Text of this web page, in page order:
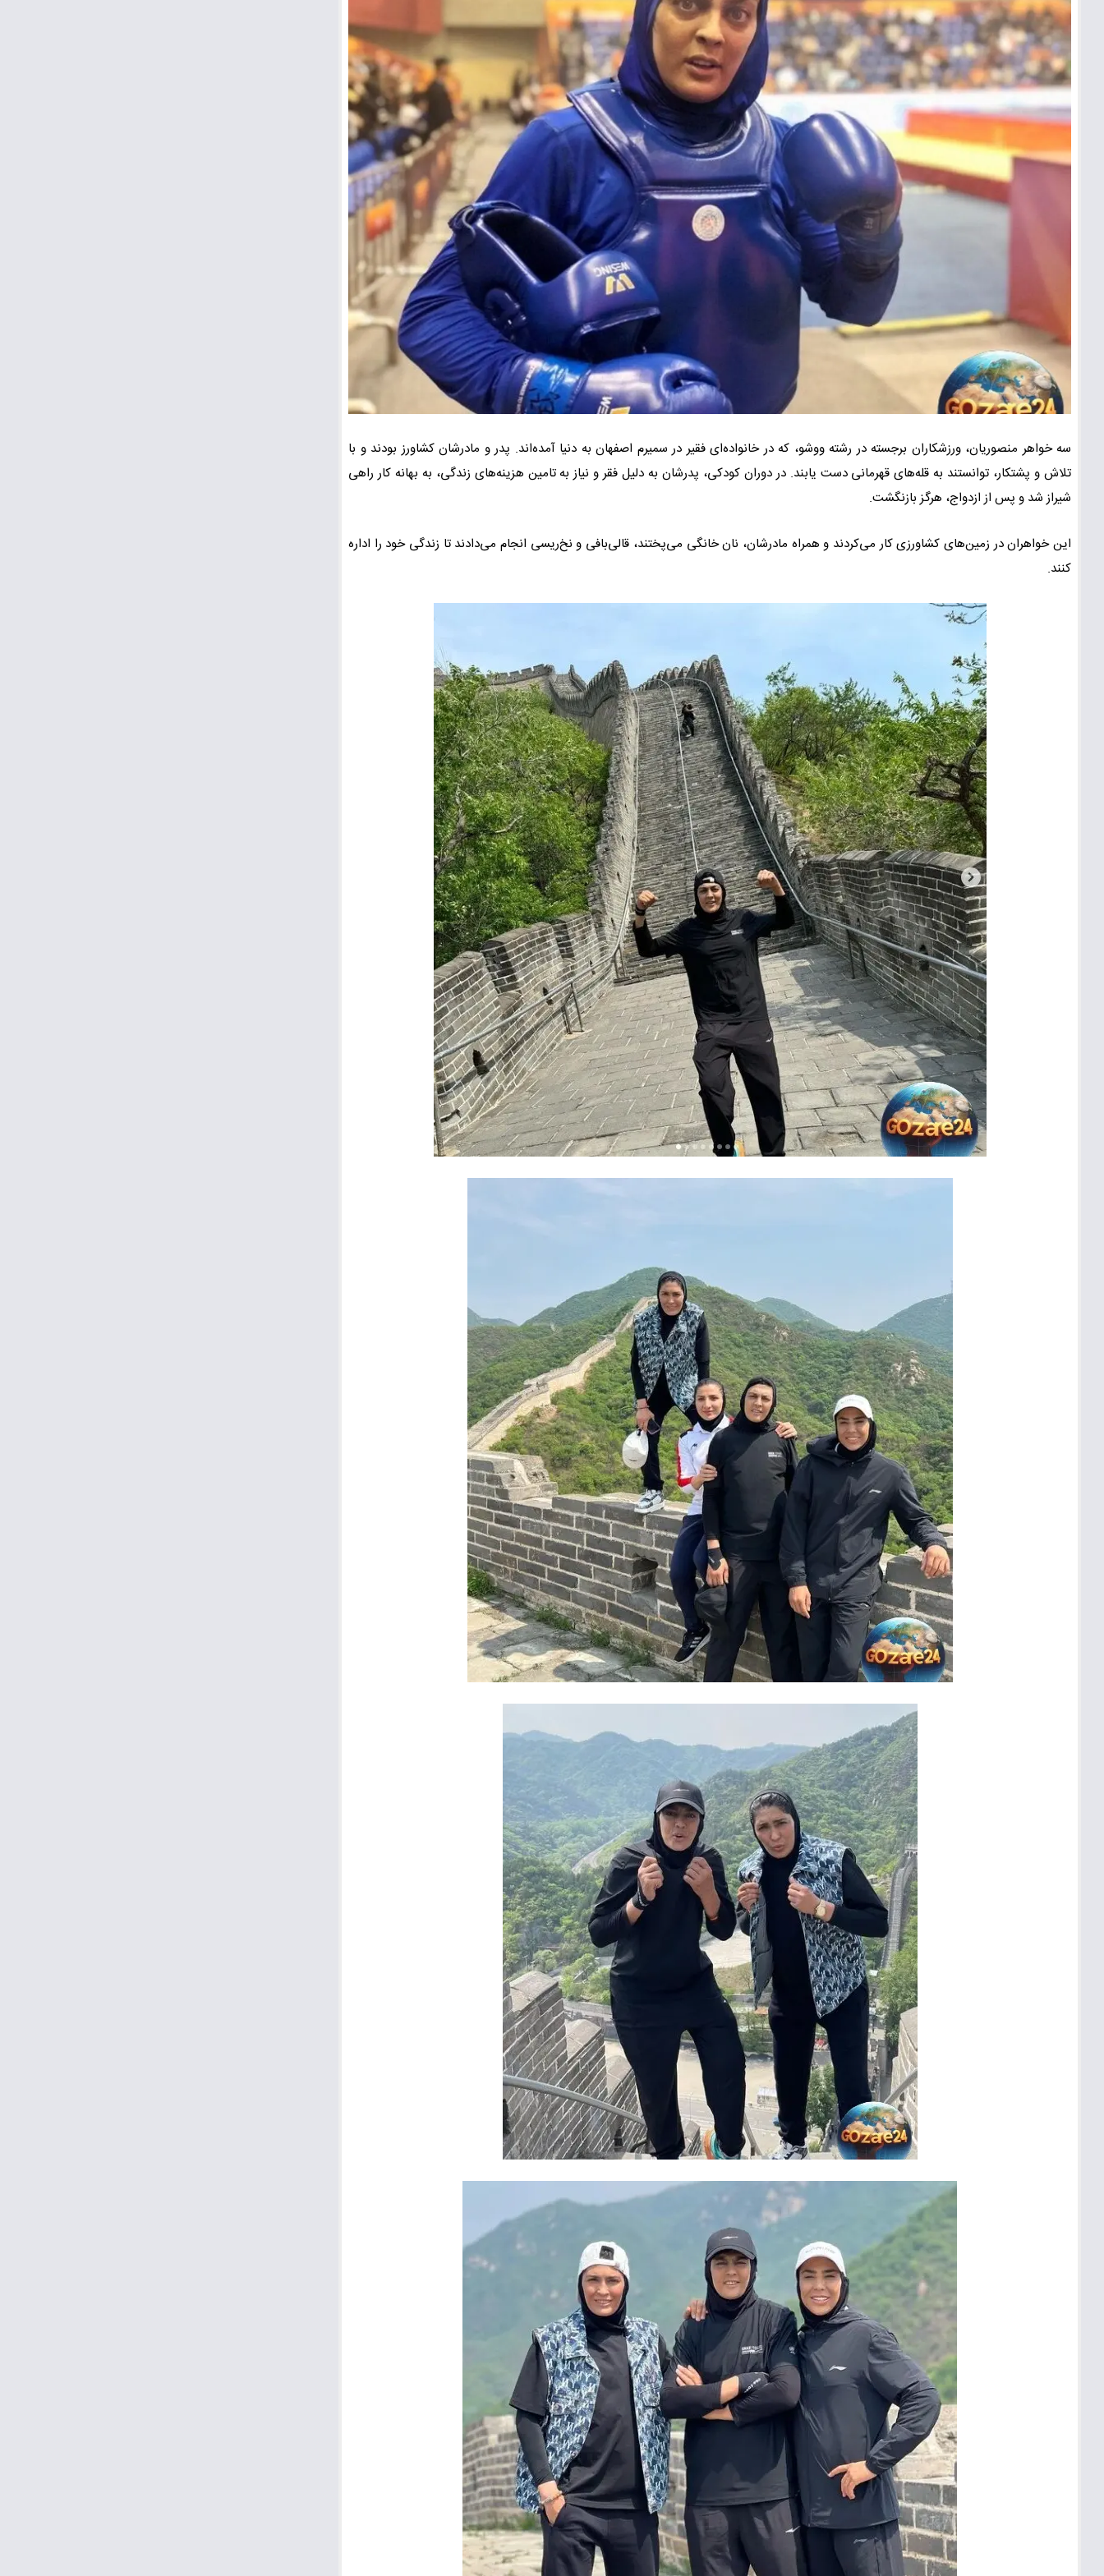
سه خواهر منصوریان، ورزشکاران برجسته در رشته ووشو، که در خانواده‌ای فقیر در سمیرم اصفهان به دنیا آمده‌اند. پدر و مادرشان کشاورز بودند و با
تلاش و پشتکار، توانستند به قله‌های قهرمانی دست یابند. در دوران کودکی، پدرشان به دلیل فقر و نیاز به تامین هزینه‌های زندگی، به بهانه کار راهی
شیراز شد و پس از ازدواج، هرگز بازنگشت.
این خواهران در زمین‌های کشاورزی کار می‌کردند و همراه مادرشان، نان خانگی می‌پختند، قالی‌بافی و نخ‌ریسی انجام می‌دادند تا زندگی خود را اداره
کنند.